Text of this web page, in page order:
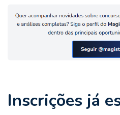
Inscrições já